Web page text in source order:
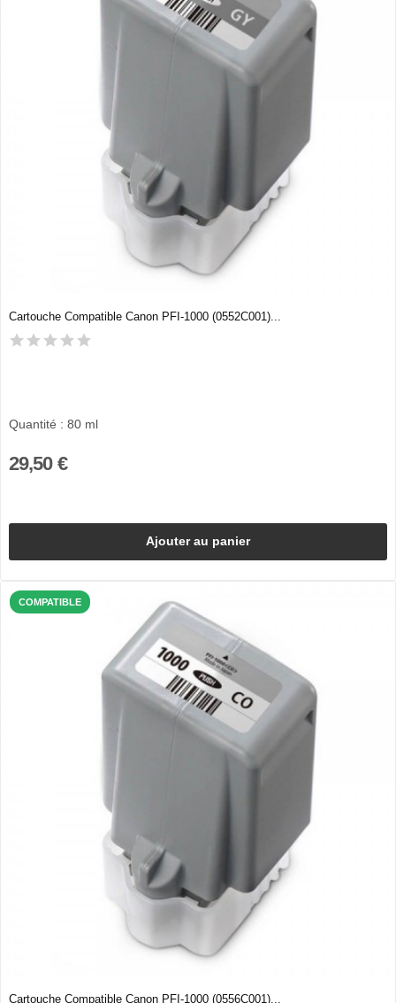
Cartouche Compatible Canon PFI-1000 (0552C001)...
Quantité : 80 ml
29,50 €
Ajouter au panier
COMPATIBLE
Cartouche Compatible Canon PFI-1000 (0556C001)...